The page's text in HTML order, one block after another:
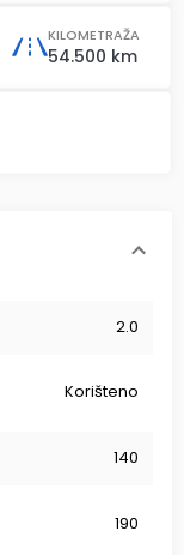
KILOMETRAŽA
54.500 km
2.0
Korišteno
140
190